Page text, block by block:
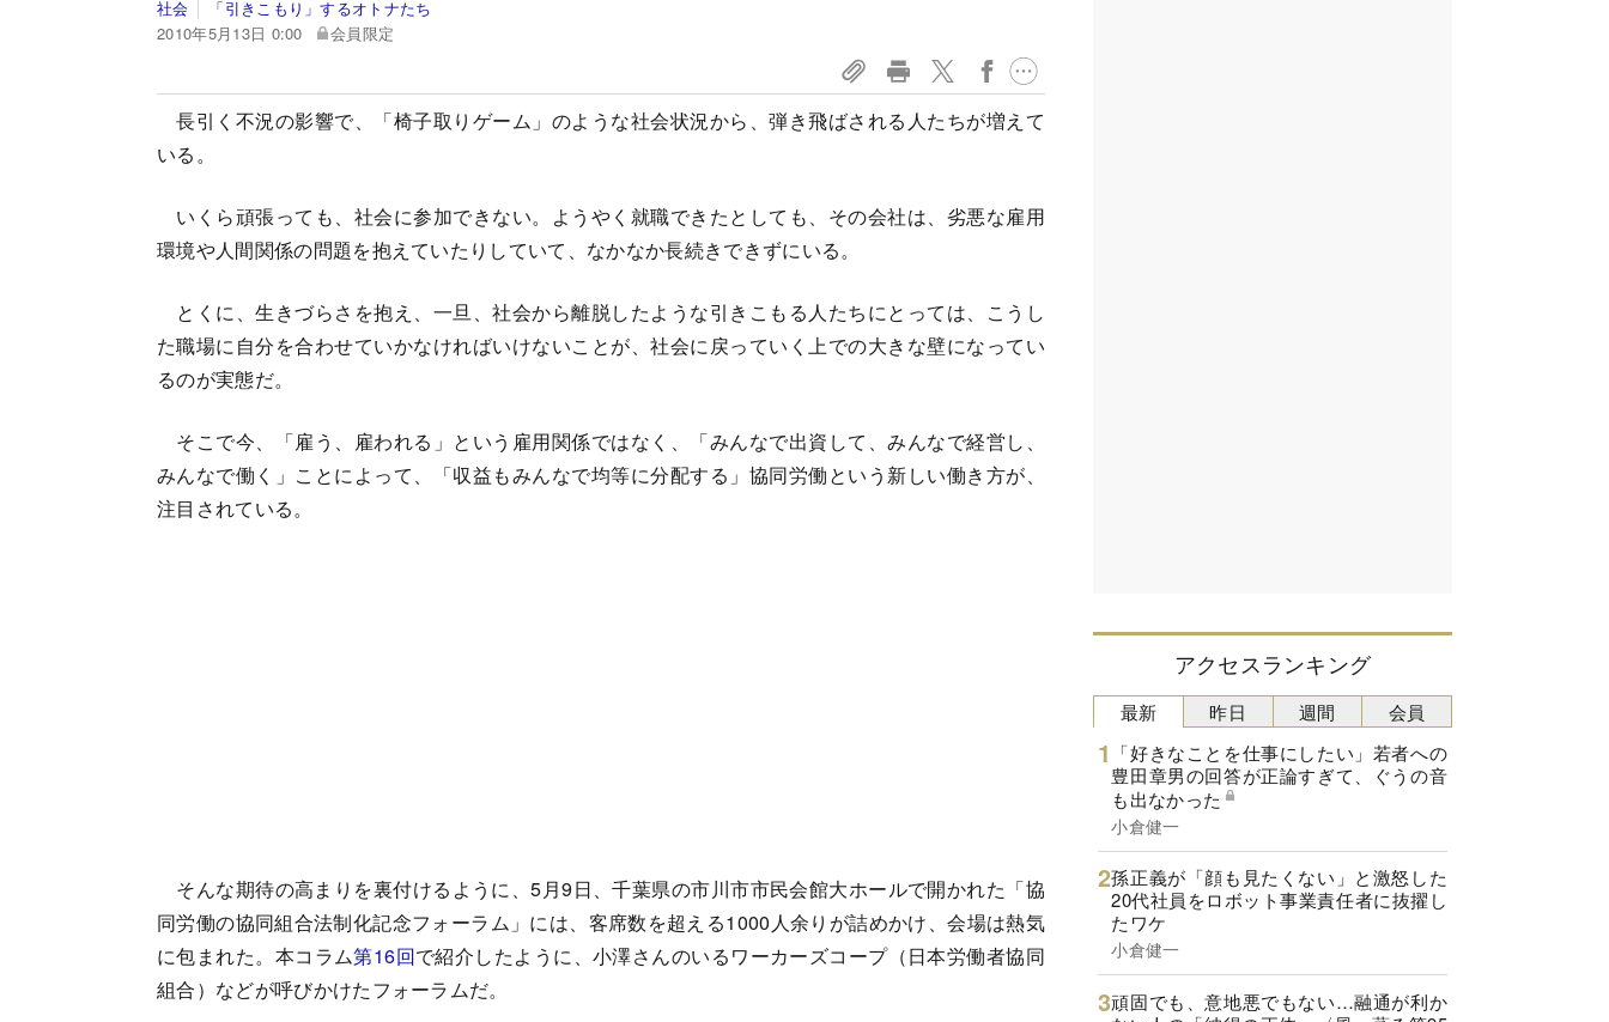
社会
「引きこもり」するオトナたち
2010年5月13日 0:00
会員限定
長引く不況の影響で、「椅子取りゲーム」のような社会状況から、弾き飛ばされる人たちが増えて
いる。
いくら頑張っても、社会に参加できない。ようやく就職できたとしても、その会社は、劣悪な雇用
環境や人間関係の問題を抱えていたりしていて、なかなか長続きできずにいる。
とくに、生きづらさを抱え、一旦、社会から離脱したような引きこもる人たちにとっては、こうし
た職場に自分を合わせていかなければいけないことが、社会に戻っていく上での大きな壁になってい
るのが実態だ。
そこで今、「雇う、雇われる」という雇用関係ではなく、「みんなで出資して、みんなで経営し、
みんなで働く」ことによって、「収益もみんなで均等に分配する」協同労働という新しい働き方が、
注目されている。
そんな期待の高まりを裏付けるように、5月9日、千葉県の市川市市民会館大ホールで開かれた「協
同労働の協同組合法制化記念フォーラム」には、客席数を超える1000人余りが詰めかけ、会場は熱気
に包まれた。本コラム第16回で紹介したように、小澤さんのいるワーカーズコープ（日本労働者協同
組合）などが呼びかけたフォーラムだ。
アクセスランキング
最新
「好きなことを仕事にしたい」若者への
豊田章男の回答が正論すぎて、ぐうの音
も出なかった
小倉健一
孫正義が「顔も見たくない」と激怒した
20代社員をロボット事業責任者に抜擢し
たワケ
小倉健一
頑固でも、意地悪でもない…融通が利か
昨日 週間 会員